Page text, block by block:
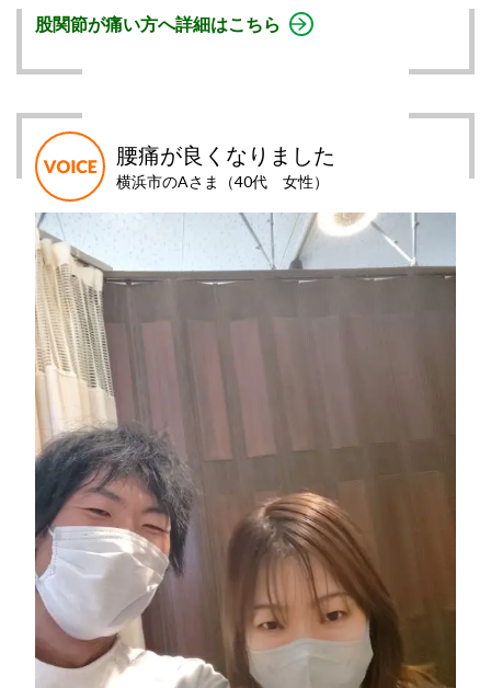
股関節が痛い方へ詳細はこちら
腰痛が良くなりました
横浜市のAさま（40代 女性）